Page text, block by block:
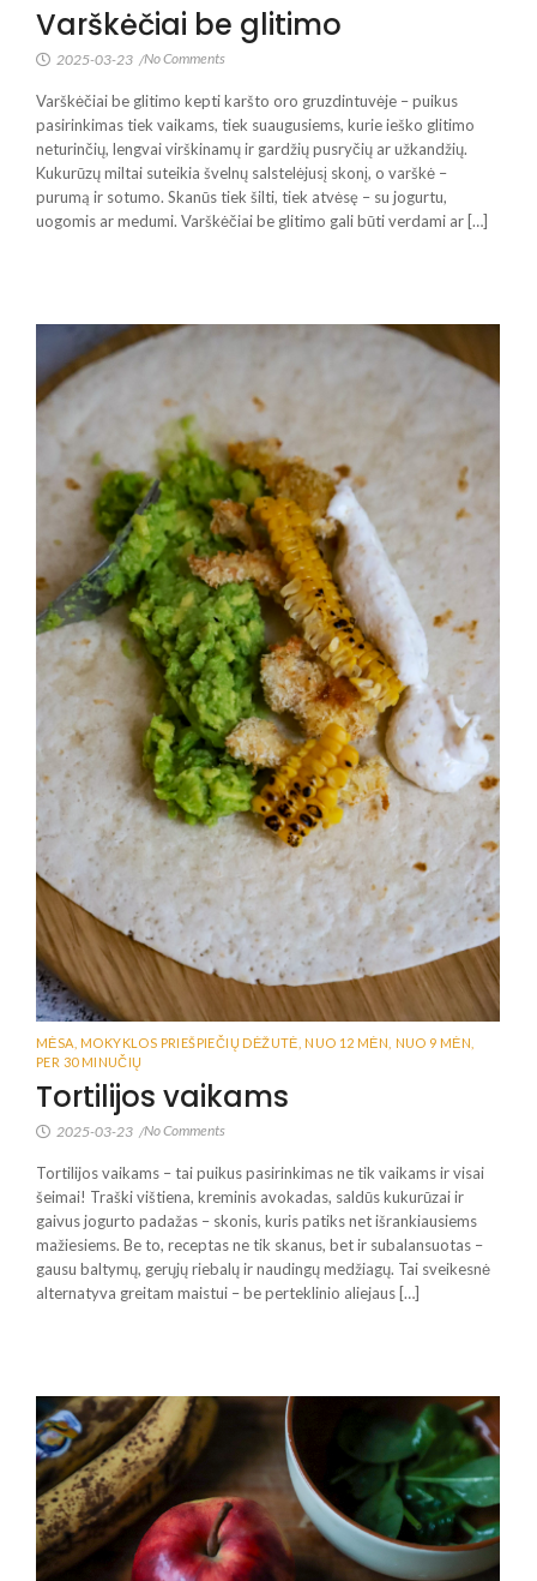
Varškėčiai be glitimo
2025-03-23 /No Comments
Varškėčiai be glitimo kepti karšto oro gruzdintuvėje – puikus
pasirinkimas tiek vaikams, tiek suaugusiems, kurie ieško glitimo
neturinčių, lengvai virškinamų ir gardžių pusryčių ar užkandžių.
Kukurūzų miltai suteikia švelnų salstelėjusį skonį, o varškė –
purumą ir sotumo. Skanūs tiek šilti, tiek atvėsę – su jogurtu,
uogomis ar medumi. Varškėčiai be glitimo gali būti verdami ar […]
MĖSA MOKYKLOS PRIEŠPIEČIŲ DĖŽUTĖ NUO 12 MĖN NUO 9 MĖN
PER 30 MINUČIŲ
Tortilijos vaikams
2025-03-23 /No Comments
Tortilijos vaikams – tai puikus pasirinkimas ne tik vaikams ir visai
šeimai! Traški vištiena, kreminis avokadas, saldūs kukurūzai ir
gaivus jogurto padažas – skonis, kuris patiks net išrankiausiems
mažiesiems. Be to, receptas ne tik skanus, bet ir subalansuotas –
gausu baltymų, gerųjų riebalų ir naudingų medžiagų. Tai sveikesnė
alternatyva greitam maistui – be perteklinio aliejaus […]